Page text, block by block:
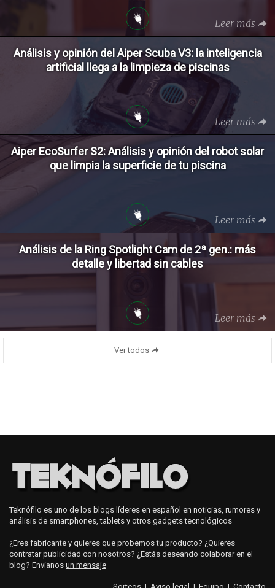
Leer más
Análisis y opinión del Aiper Scuba V3: la inteligencia
artificial llega a la limpieza de piscinas
Leer más
Aiper EcoSurfer S2: Análisis y opinión del robot solar
que limpia la superficie de tu piscina
Leer más
Análisis de la Ring Spotlight Cam de 2ª gen.: más
detalle y libertad sin cables
Leer más
Ver todos
Teknófilo es uno de los blogs líderes en español en noticias, rumores y
análisis de smartphones, tablets y otros gadgets tecnológicos
¿Eres fabricante y quieres que probemos tu producto? ¿Quieres
contratar publicidad con nosotros? ¿Estás deseando colaborar en el
blog? Envíanos un mensaje